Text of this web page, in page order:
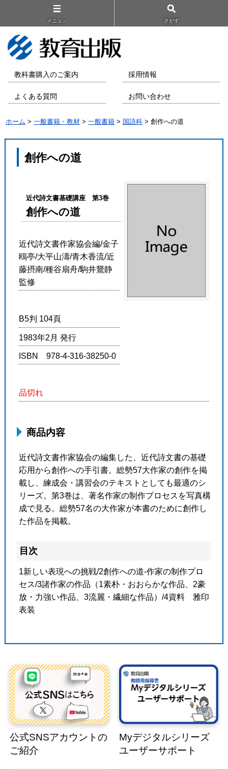
メニュ－ さがす
教科書購入のご案内 採用情報
よくある質問 お問い合わせ
ホーム >一般書籍・教材 >一般書籍 > 国語科 > 創作への道
創作への道
近代詩文書基礎講座 第3巻
創作への道
近代詩文書作家協会編/金子
鴎亭/大平山濤/青木香流/近
藤摂南/種谷扇舟/駒井鵞静
監修
B5判 104頁
1983年2月 発行
ISBN 978-4-316-38250-0
品切れ
商品内容
近代詩文書作家協会の編集した、近代詩文書の基礎
応用から創作への手引書。総勢57大作家の創作を掲
載し、練成会・講習会のテキストとしても最適のシ
リーズ。第3巻は、著名作家の制作プロセスを写真構
成で見る。総勢57名の大作家が本書のために創作し
た作品を掲載。
目次
1新しい表現への挑戦/2創作への道-作家の制作プロ
セス/3諸作家の作品（1素朴・おおらかな作品、2豪
放・力強い作品、3流麗・繊細な作品）/4資料 雅印
表装
公式SNSアカウントの
ご紹介
Myデジタルシリーズ
ユーザーサポート